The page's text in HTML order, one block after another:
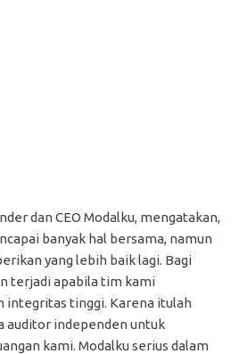
dan CEO Modalku, mengatakan,
banyak hal bersama, namun
yang lebih baik lagi. Bagi
terjadi apabila tim kami
integritas tinggi. Karena itulah
auditor independen untuk
kami. Modalku serius dalam